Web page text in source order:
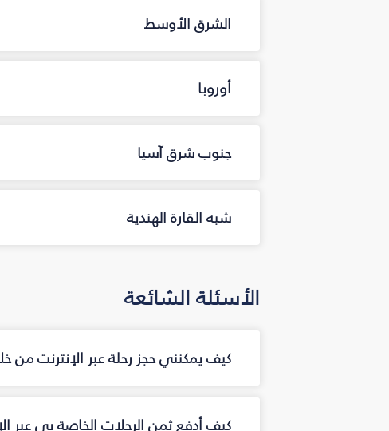
الشرق الأوسط
أوروبا
جنوب شرق آسيا
شبه القارة الهندية
الأسئلة الشائعة
كيف يمكنني حجز رحلة عبر الإنترنت من
كيف أدفع ثمن الرحلات الخاصة بي عبر